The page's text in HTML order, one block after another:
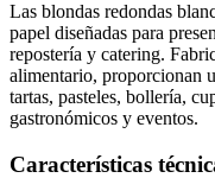
Las blondas redondas
papel diseñadas para
repostería y catering.
alimentario, proporcionan
tartas, pasteles, bollería,
gastronómicos y eventos.
Características